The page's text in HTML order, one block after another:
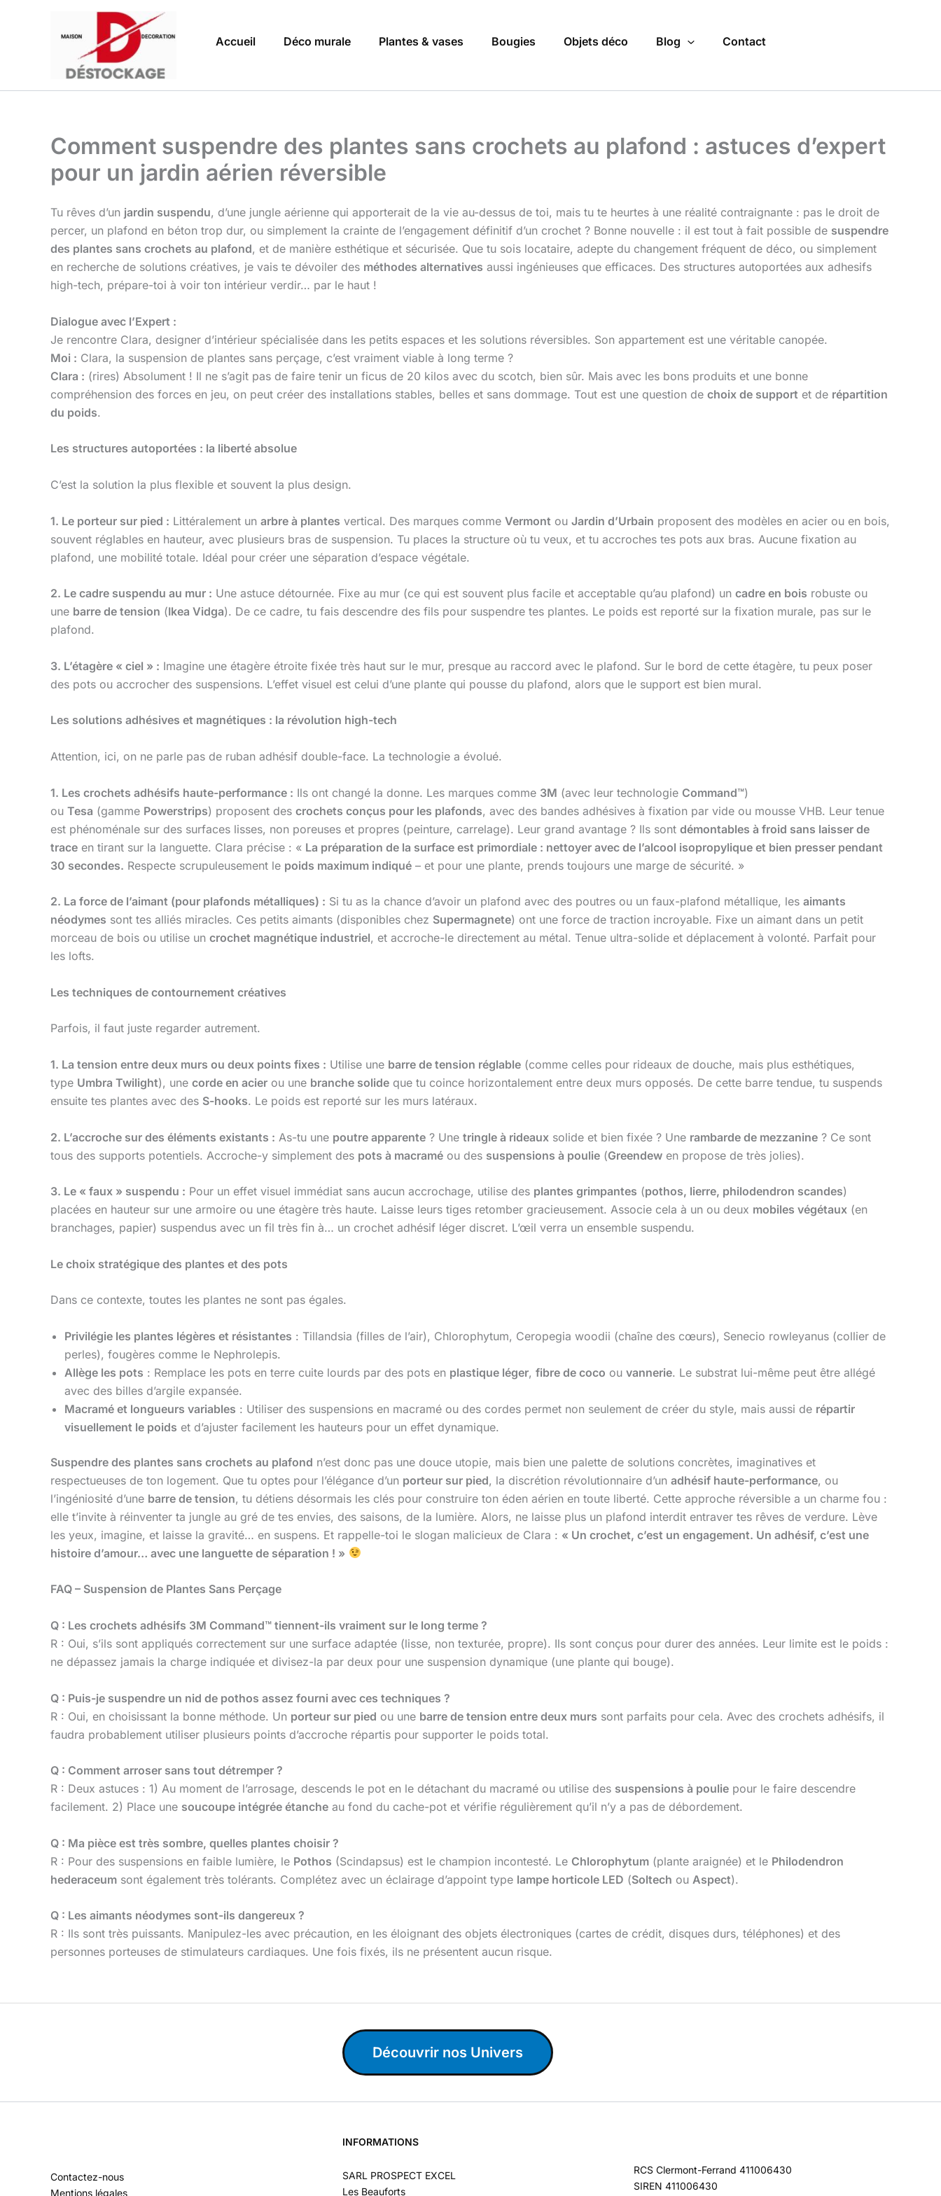
Accueil Déco murale Plantes & vases Bougies Objets déco Blog Contact
Comment suspendre des plantes sans crochets au plafond : astuces d’expert
pour un jardin aérien réversible
Tu rêves d’un jardin suspendu, d’une jungle aérienne qui apporterait de la vie au-dessus de toi, mais tu te heurtes à une réalité contraignante : pas le droit de
percer, un plafond en béton trop dur, ou simplement la crainte de l’engagement définitif d’un crochet ? Bonne nouvelle : il est tout à fait possible de suspendre
des plantes sans crochets au plafond, et de manière esthétique et sécurisée. Que tu sois locataire, adepte du changement fréquent de déco, ou simplement
en recherche de solutions créatives, je vais te dévoiler des méthodes alternatives aussi ingénieuses que efficaces. Des structures autoportées aux adhesifs
high-tech, prépare-toi à voir ton intérieur verdir… par le haut !
Dialogue avec l’Expert :
Je rencontre Clara, designer d’intérieur spécialisée dans les petits espaces et les solutions réversibles. Son appartement est une véritable canopée.
Moi : Clara, la suspension de plantes sans perçage, c’est vraiment viable à long terme ?
Clara : (rires) Absolument ! Il ne s’agit pas de faire tenir un ficus de 20 kilos avec du scotch, bien sûr. Mais avec les bons produits et une bonne
compréhension des forces en jeu, on peut créer des installations stables, belles et sans dommage. Tout est une question de choix de support et de répartition
du poids.
Les structures autoportées : la liberté absolue
C’est la solution la plus flexible et souvent la plus design.
1. Le porteur sur pied : Littéralement un arbre à plantes vertical. Des marques comme Vermont ou Jardin d’Urbain proposent des modèles en acier ou en bois,
souvent réglables en hauteur, avec plusieurs bras de suspension. Tu places la structure où tu veux, et tu accroches tes pots aux bras. Aucune fixation au
plafond, une mobilité totale. Idéal pour créer une séparation d’espace végétale.
2. Le cadre suspendu au mur : Une astuce détournée. Fixe au mur (ce qui est souvent plus facile et acceptable qu’au plafond) un cadre en bois robuste ou
une barre de tension (Ikea Vidga). De ce cadre, tu fais descendre des fils pour suspendre tes plantes. Le poids est reporté sur la fixation murale, pas sur le
plafond.
3. L’étagère « ciel » : Imagine une étagère étroite fixée très haut sur le mur, presque au raccord avec le plafond. Sur le bord de cette étagère, tu peux poser
des pots ou accrocher des suspensions. L’effet visuel est celui d’une plante qui pousse du plafond, alors que le support est bien mural.
Les solutions adhésives et magnétiques : la révolution high-tech
Attention, ici, on ne parle pas de ruban adhésif double-face. La technologie a évolué.
1. Les crochets adhésifs haute-performance : Ils ont changé la donne. Les marques comme 3M (avec leur technologie Command™)
ou Tesa (gamme Powerstrips) proposent des crochets conçus pour les plafonds, avec des bandes adhésives à fixation par vide ou mousse VHB. Leur tenue
est phénoménale sur des surfaces lisses, non poreuses et propres (peinture, carrelage). Leur grand avantage ? Ils sont démontables à froid sans laisser de
trace en tirant sur la languette. Clara précise : « La préparation de la surface est primordiale : nettoyer avec de l’alcool isopropylique et bien presser pendant
30 secondes. Respecte scrupuleusement le poids maximum indiqué – et pour une plante, prends toujours une marge de sécurité. »
2. La force de l’aimant (pour plafonds métalliques) : Si tu as la chance d’avoir un plafond avec des poutres ou un faux-plafond métallique, les aimants
néodymes sont tes alliés miracles. Ces petits aimants (disponibles chez Supermagnete) ont une force de traction incroyable. Fixe un aimant dans un petit
morceau de bois ou utilise un crochet magnétique industriel, et accroche-le directement au métal. Tenue ultra-solide et déplacement à volonté. Parfait pour
les lofts.
Les techniques de contournement créatives
Parfois, il faut juste regarder autrement.
1. La tension entre deux murs ou deux points fixes : Utilise une barre de tension réglable (comme celles pour rideaux de douche, mais plus esthétiques,
type Umbra Twilight), une corde en acier ou une branche solide que tu coince horizontalement entre deux murs opposés. De cette barre tendue, tu suspends
ensuite tes plantes avec des S-hooks. Le poids est reporté sur les murs latéraux.
2. L’accroche sur des éléments existants : As-tu une poutre apparente ? Une tringle à rideaux solide et bien fixée ? Une rambarde de mezzanine ? Ce sont
tous des supports potentiels. Accroche-y simplement des pots à macramé ou des suspensions à poulie (Greendew en propose de très jolies).
3. Le « faux » suspendu : Pour un effet visuel immédiat sans aucun accrochage, utilise des plantes grimpantes (pothos, lierre, philodendron scandes)
placées en hauteur sur une armoire ou une étagère très haute. Laisse leurs tiges retomber gracieusement. Associe cela à un ou deux mobiles végétaux (en
branchages, papier) suspendus avec un fil très fin à… un crochet adhésif léger discret. L’œil verra un ensemble suspendu.
Le choix stratégique des plantes et des pots
Dans ce contexte, toutes les plantes ne sont pas égales.
Privilégie les plantes légères et résistantes : Tillandsia (filles de l’air), Chlorophytum, Ceropegia woodii (chaîne des cœurs), Senecio rowleyanus (collier de
perles), fougères comme le Nephrolepis.
Allège les pots : Remplace les pots en terre cuite lourds par des pots en plastique léger, fibre de coco ou vannerie. Le substrat lui-même peut être allégé
avec des billes d’argile expansée.
Macramé et longueurs variables : Utiliser des suspensions en macramé ou des cordes permet non seulement de créer du style, mais aussi de répartir
visuellement le poids et d’ajuster facilement les hauteurs pour un effet dynamique.
Suspendre des plantes sans crochets au plafond n’est donc pas une douce utopie, mais bien une palette de solutions concrètes, imaginatives et
respectueuses de ton logement. Que tu optes pour l’élégance d’un porteur sur pied, la discrétion révolutionnaire d’un adhésif haute-performance, ou
l’ingéniosité d’une barre de tension, tu détiens désormais les clés pour construire ton éden aérien en toute liberté. Cette approche réversible a un charme fou :
elle t’invite à réinventer ta jungle au gré de tes envies, des saisons, de la lumière. Alors, ne laisse plus un plafond interdit entraver tes rêves de verdure. Lève
les yeux, imagine, et laisse la gravité… en suspens. Et rappelle-toi le slogan malicieux de Clara : « Un crochet, c’est un engagement. Un adhésif, c’est une
histoire d’amour… avec une languette de séparation ! »
FAQ – Suspension de Plantes Sans Perçage
Q : Les crochets adhésifs 3M Command™ tiennent-ils vraiment sur le long terme ?
R : Oui, s’ils sont appliqués correctement sur une surface adaptée (lisse, non texturée, propre). Ils sont conçus pour durer des années. Leur limite est le poids :
ne dépassez jamais la charge indiquée et divisez-la par deux pour une suspension dynamique (une plante qui bouge).
Q : Puis-je suspendre un nid de pothos assez fourni avec ces techniques ?
R : Oui, en choisissant la bonne méthode. Un porteur sur pied ou une barre de tension entre deux murs sont parfaits pour cela. Avec des crochets adhésifs, il
faudra probablement utiliser plusieurs points d’accroche répartis pour supporter le poids total.
Q : Comment arroser sans tout détremper ?
R : Deux astuces : 1) Au moment de l’arrosage, descends le pot en le détachant du macramé ou utilise des suspensions à poulie pour le faire descendre
facilement. 2) Place une soucoupe intégrée étanche au fond du cache-pot et vérifie régulièrement qu’il n’y a pas de débordement.
Q : Ma pièce est très sombre, quelles plantes choisir ?
R : Pour des suspensions en faible lumière, le Pothos (Scindapsus) est le champion incontesté. Le Chlorophytum (plante araignée) et le Philodendron
hederaceum sont également très tolérants. Complétez avec un éclairage d’appoint type lampe horticole LED (Soltech ou Aspect).
Q : Les aimants néodymes sont-ils dangereux ?
R : Ils sont très puissants. Manipulez-les avec précaution, en les éloignant des objets électroniques (cartes de crédit, disques durs, téléphones) et des
personnes porteuses de stimulateurs cardiaques. Une fois fixés, ils ne présentent aucun risque.
Découvrir nos Univers
Contactez-nous
Mentions légales
INFORMATIONS
SARL PROSPECT EXCEL
Les Beauforts
RCS Clermont-Ferrand 411006430
SIREN 411006430